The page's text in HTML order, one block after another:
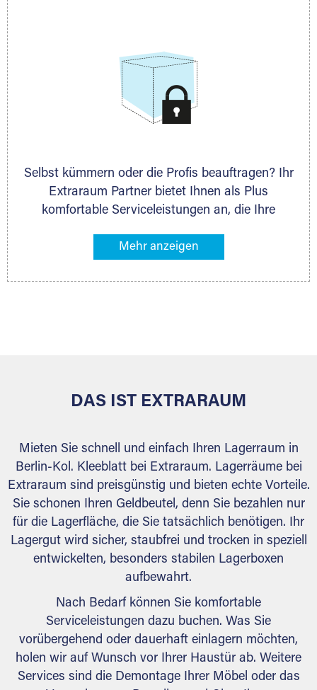
Selbst kümmern oder die Profis beauftragen? Ihr
Extraraum Partner bietet Ihnen als Plus
komfortable Serviceleistungen an, die Ihre
gehören z. B. Verpackungsservice, Lieferung von
Ihr Lagergut wird bei Ihrem Extraraum Partner
DAS IST EXTRARAUM
Mieten Sie schnell und einfach Ihren Lagerraum in
Berlin-Kol. Kleeblatt bei Extraraum. Lagerräume bei
Extraraum sind preisgünstig und bieten echte Vorteile.
Sie schonen Ihren Geldbeutel, denn Sie bezahlen nur
für die Lagerfläche, die Sie tatsächlich benötigen. Ihr
Lagergut wird sicher, staubfrei und trocken in speziell
entwickelten, besonders stabilen Lagerboxen
aufbewahrt.
Nach Bedarf können Sie komfortable
Serviceleistungen dazu buchen. Was Sie
vorübergehend oder dauerhaft einlagern möchten,
holen wir auf Wunsch vor Ihrer Haustür ab. Weitere
Services sind die Demontage Ihrer Möbel oder das